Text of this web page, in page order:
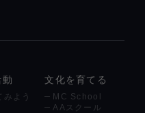
みよう
文化を育てる
MC School
AAスクール